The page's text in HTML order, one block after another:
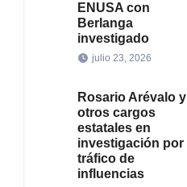
ENUSA con
Berlanga
investigado
julio 23, 2026
Rosario Arévalo y
otros cargos
estatales en
investigación por
tráfico de
influencias